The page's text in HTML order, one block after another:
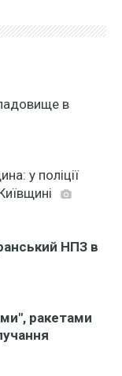
в
у поліції
НПЗ в
ракетами